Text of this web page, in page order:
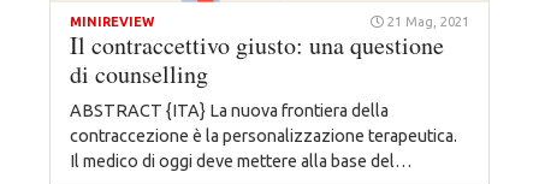
MINIREVIEW 21 Mag, 2021
Il contraccettivo giusto: una questione
di counselling
ABSTRACT {ITA} La nuova frontiera della
contraccezione è la personalizzazione terapeutica.
Il medico di oggi deve mettere alla base del…